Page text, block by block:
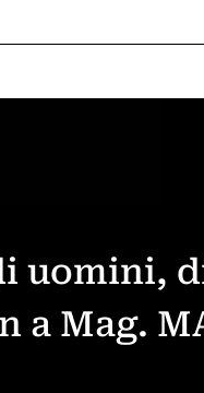
uomini,
a Mag.